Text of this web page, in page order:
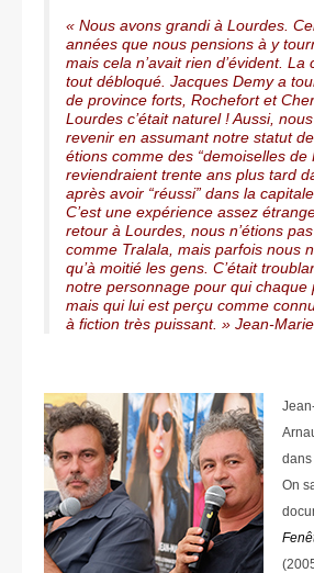
« Nous avons grandi à Lourdes.
années que nous pensions à y
mais cela n’avait rien d’évident.
tout débloqué. Jacques Demy a
de province forts, Rochefort et
Lourdes c’était naturel ! Aussi,
revenir en assumant notre statut
étions comme des “demoiselles de
reviendraient trente ans plus tard
après avoir “réussi” dans la capitale.
C’est une expérience assez
retour à Lourdes, nous n’étions
comme Tralala, mais parfois nous
qu’à moitié les gens. C’était
notre personnage pour qui chaque
mais qui lui est perçu comme
à fiction très puissant. » Jean-
dans
On